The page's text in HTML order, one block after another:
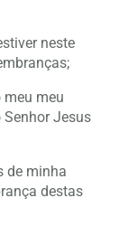
neste
meu
Jesus
de minha
destas